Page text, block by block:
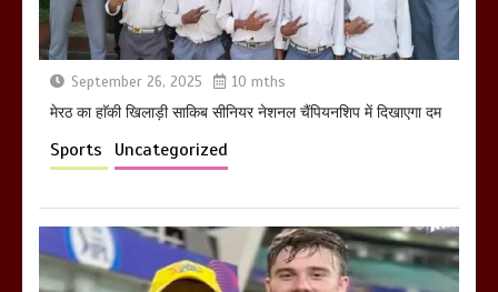
September 26, 2025 10 mths
मेरठ का हाॅकी खिलाड़ी साकिब सीनियर नेशनल चैंपियनशिप में दिखाएगा दम
Sports Uncategorized